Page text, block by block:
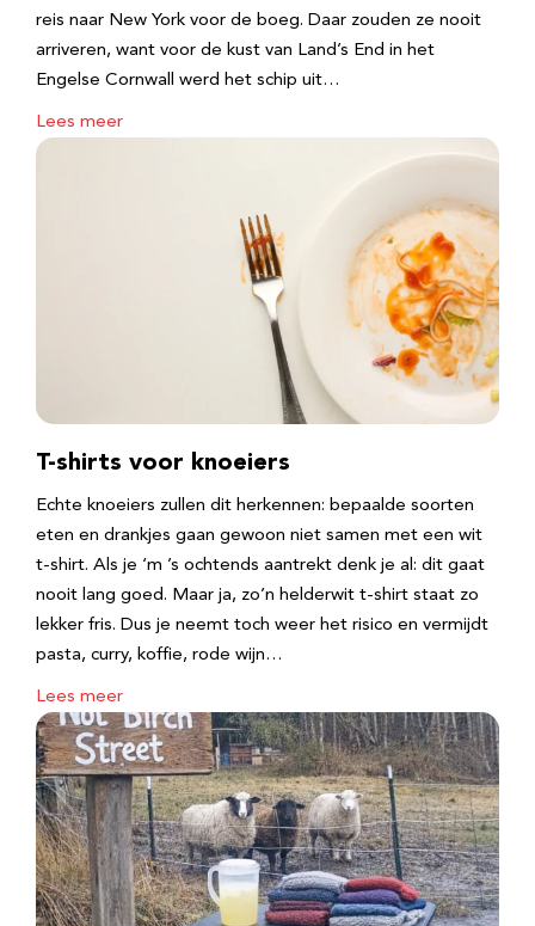
reis naar New York voor de boeg. Daar zouden ze nooit
arriveren, want voor de kust van Land’s End in het
Engelse Cornwall werd het schip uit…
Lees meer
T-shirts voor knoeiers
Echte knoeiers zullen dit herkennen: bepaalde soorten
eten en drankjes gaan gewoon niet samen met een wit
t-shirt. Als je ‘m ’s ochtends aantrekt denk je al: dit gaat
nooit lang goed. Maar ja, zo’n helderwit t-shirt staat zo
lekker fris. Dus je neemt toch weer het risico en vermijdt
pasta, curry, koffie, rode wijn…
Lees meer